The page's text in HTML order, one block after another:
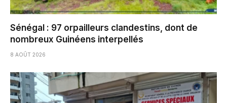
Sénégal : 97 orpailleurs clandestins, dont de
nombreux Guinéens interpellés
8 AOÛT 2026